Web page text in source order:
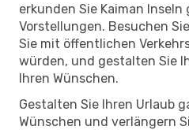
erkunden Sie Kaiman Inseln
Vorstellungen. Besuchen
Sie mit öffentlichen
würden, und gestalten Sie
Ihren Wünschen.
Gestalten Sie Ihren Urlaub
Wünschen und verlängern